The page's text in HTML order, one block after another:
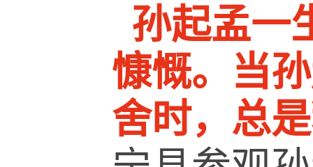
孙起孟一
慷慨。当
舍时，总